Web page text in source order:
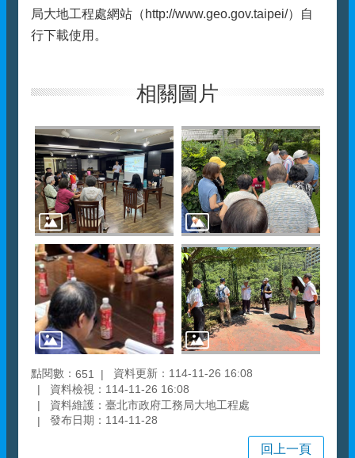
局大地工程處網站（http://www.geo.gov.taipei/）自
行下載使用。
相關圖片
點閱數： 651
資料更新：114-11-26 16:08
資料檢視：114-11-26 16:08
資料維護：臺北市政府工務局大地工程處
發布日期：114-11-28
回上一頁